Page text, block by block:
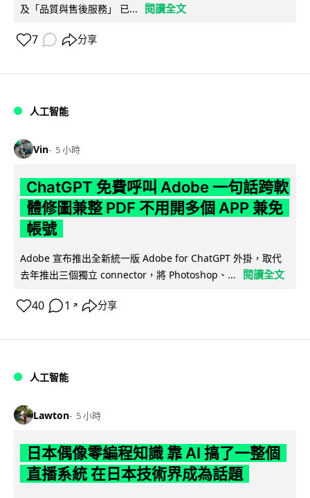
及「品質與售後服務」 已...
閱讀全文
7 分享
人工智能
Vin 5 小時
ChatGPT 免費呼叫 Adobe 一句話跨軟
體修圖兼整 PDF 不用開多個 APP 兼免
帳號
Adobe 宣布推出全新統一版 Adobe for ChatGPT 外掛，取代
去年推出三個獨立 connector，將 Photoshop、...
閱讀全文
40 1 ↗ 分享
人工智能
Lawton 5 小時
日本偶像零編程知識 靠 AI 搞了一整個
直播系統 在日本技術界成為話題